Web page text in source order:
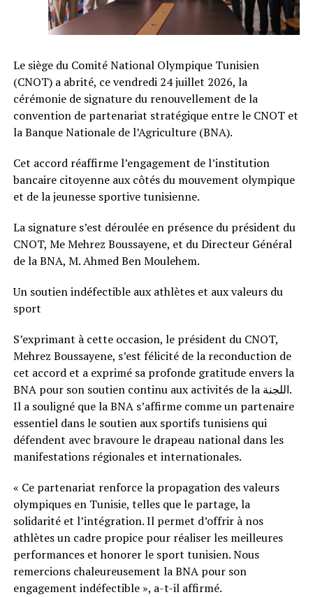
Le siège du Comité National Olympique Tunisien
(CNOT) a abrité, ce vendredi 24 juillet 2026, la
cérémonie de signature du renouvellement de la
convention de partenariat stratégique entre le CNOT et
la Banque Nationale de l’Agriculture (BNA).
Cet accord réaffirme l’engagement de l’institution
bancaire citoyenne aux côtés du mouvement olympique
et de la jeunesse sportive tunisienne.
La signature s’est déroulée en présence du président du
CNOT, Me Mehrez Boussayene, et du Directeur Général
de la BNA, M. Ahmed Ben Moulehem.
Un soutien indéfectible aux athlètes et aux valeurs du
sport
S’exprimant à cette occasion, le président du CNOT,
Mehrez Boussayene, s’est félicité de la reconduction de
cet accord et a exprimé sa profonde gratitude envers la
BNA pour son soutien continu aux activités de la اللجنة.
Il a souligné que la BNA s’affirme comme un partenaire
essentiel dans le soutien aux sportifs tunisiens qui
défendent avec bravoure le drapeau national dans les
manifestations régionales et internationales.
« Ce partenariat renforce la propagation des valeurs
olympiques en Tunisie, telles que le partage, la
solidarité et l’intégration. Il permet d’offrir à nos
athlètes un cadre propice pour réaliser les meilleures
performances et honorer le sport tunisien. Nous
remercions chaleureusement la BNA pour son
engagement indéfectible », a-t-il affirmé.